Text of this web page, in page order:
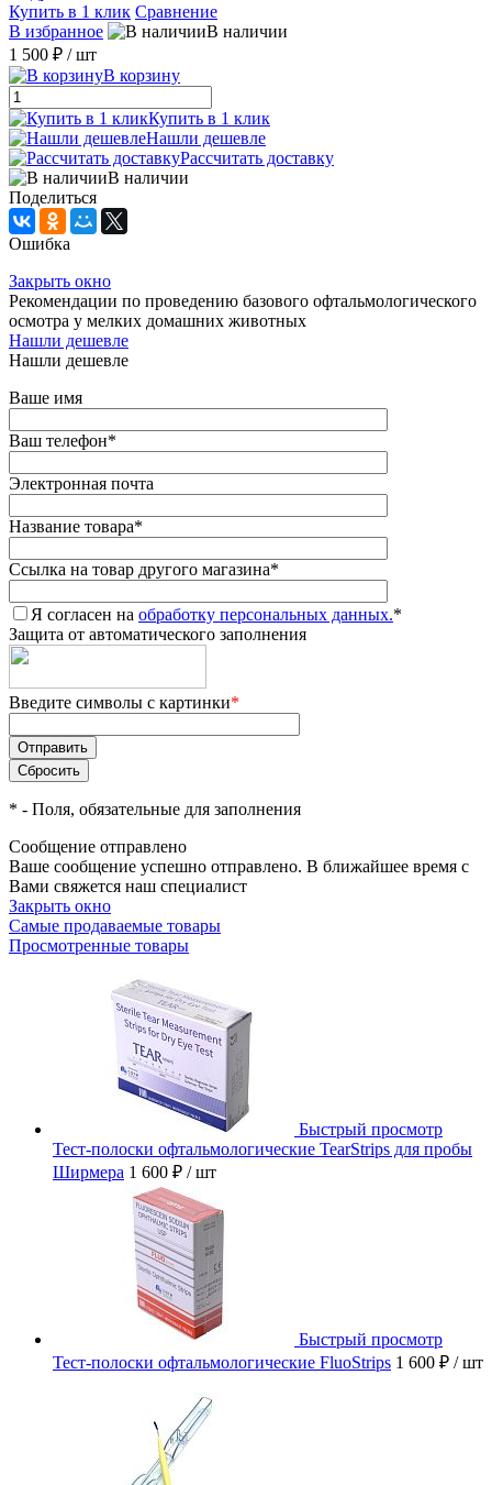
Купить в 1 клик Сравнение
В избранное
В наличии
1 500 ₽ / шт
В корзину
Купить в 1 клик
Нашли дешевле
Рассчитать доставку
В наличии
Поделиться
Ошибка
Закрыть окно
Рекомендации по проведению базового офтальмологического
осмотра у мелких домашних животных
Нашли дешевле
Нашли дешевле
Ваше имя
Ваш телефон*
Электронная почта
Название товара*
Ссылка на товар другого магазина*
Я согласен на обработку персональных данных.*
Защита от автоматического заполнения
Введите символы с картинки*
* - Поля, обязательные для заполнения
Сообщение отправлено
Ваше сообщение успешно отправлено. В ближайшее время с
Вами свяжется наш специалист
Закрыть окно
Самые продаваемые товары
Просмотренные товары
Быстрый просмотр
Тест-полоски офтальмологические TearStrips для пробы
Ширмера 1 600 ₽ / шт
Быстрый просмотр
Тест-полоски офтальмологические FluoStrips 1 600 ₽ / шт